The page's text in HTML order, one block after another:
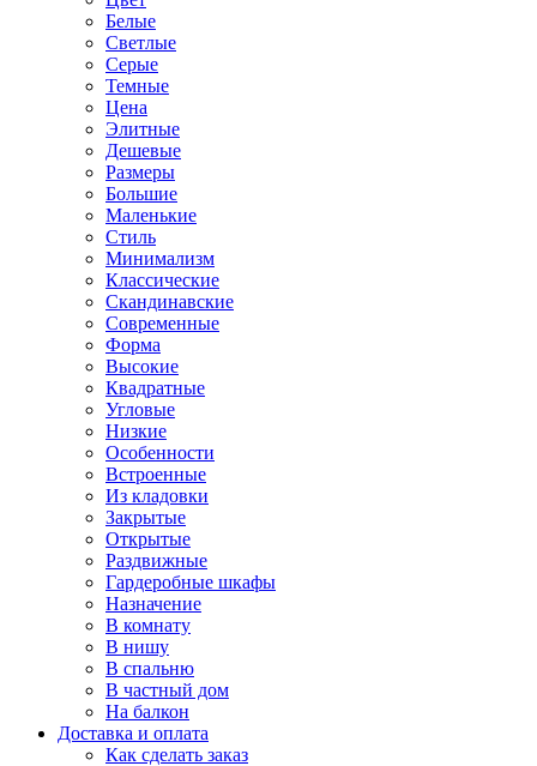
Белые
Светлые
Серые
Темные
Цена
Элитные
Дешевые
Размеры
Большие
Маленькие
Стиль
Минимализм
Классические
Скандинавские
Современные
Форма
Высокие
Квадратные
Угловые
Низкие
Особенности
Встроенные
Из кладовки
Закрытые
Открытые
Раздвижные
Гардеробные шкафы
Назначение
В комнату
В нишу
В спальню
В частный дом
На балкон
Доставка и оплата
Как сделать заказ